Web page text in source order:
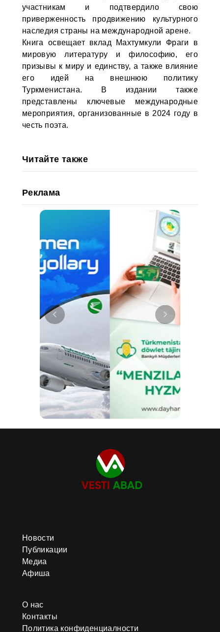
участникам и подтвердило свою
приверженность продвижению культурного
наследия страны на международной арене.
Книга освещает вклад Махтумкули Фраги в
мировую литературу и философию, его
призывы к миру и единству, а также влияние
его идей на внешнюю политику
Туркменистана. В издании также
представлены ключевые международные
мероприятия, организованные в 2024 году в
честь поэта.
Читайте также
Реклама
Новости
Публикации
Медиа
Афиша
О нас
Контакты
Политика конфиденциалности